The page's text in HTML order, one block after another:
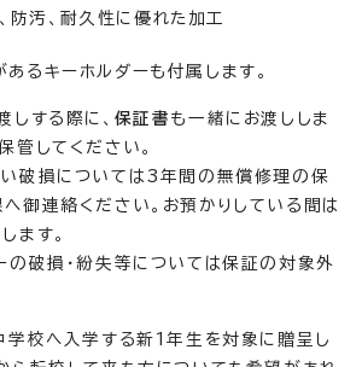
防汚、耐久性に優れた加工
るキーホルダーも付属します。
しする際に、 保証書 も一緒にお渡ししま
管してください。
破損については3年間の無償修理の保
御連絡ください。お預かりしている間は
ます。
の破損・紛失等については保証の対象外
学校へ入学する新1年生を対象に贈呈し